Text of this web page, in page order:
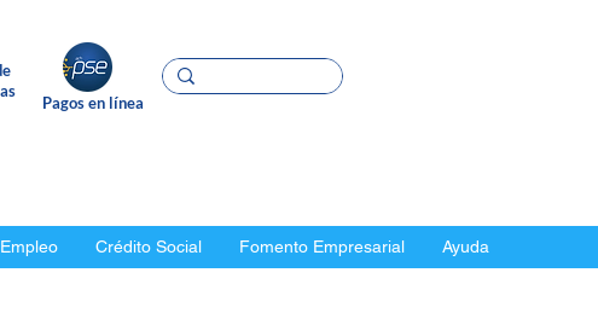
Pagos en línea
Empleo Crédito Social Fomento Empresarial Ayuda